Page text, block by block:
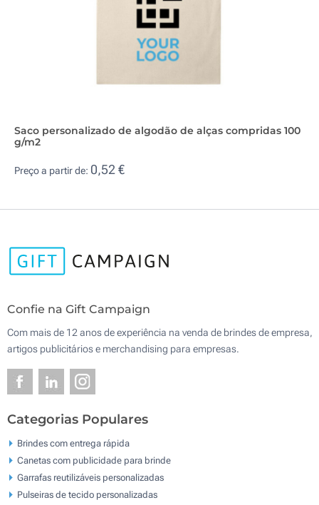
Saco personalizado de algodão de alças compridas 100
g/m2
Preço a partir de: 0,52 €
Confie na Gift Campaign
Com mais de 12 anos de experiência na venda de brindes de empresa,
artigos publicitários e merchandising para empresas.
Categorias Populares
Brindes com entrega rápida
Canetas com publicidade para brinde
Garrafas reutilizáveis personalizadas
Pulseiras de tecido personalizadas